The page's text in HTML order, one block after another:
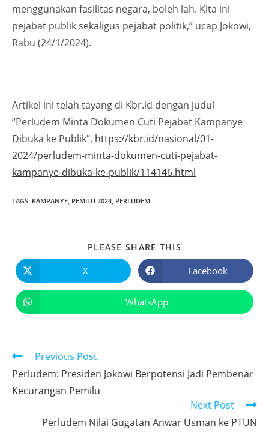
menggunakan fasilitas negara, boleh lah. Kita ini
pejabat publik sekaligus pejabat politik,” ucap Jokowi,
Rabu (24/1/2024).
Artikel ini telah tayang di Kbr.id dengan judul
“Perludem Minta Dokumen Cuti Pejabat Kampanye
Dibuka ke Publik”, https://kbr.id/nasional/01-
2024/perludem-minta-dokumen-cuti-pejabat-
kampanye-dibuka-ke-publik/114146.html
TAGS: KAMPANYE, PEMILU 2024, PERLUDEM
PLEASE SHARE THIS
X Facebook
WhatsApp
Previous Post
Perludem: Presiden Jokowi Berpotensi Jadi Pembenar
Kecurangan Pemilu
Next Post
Perludem Nilai Gugatan Anwar Usman ke PTUN